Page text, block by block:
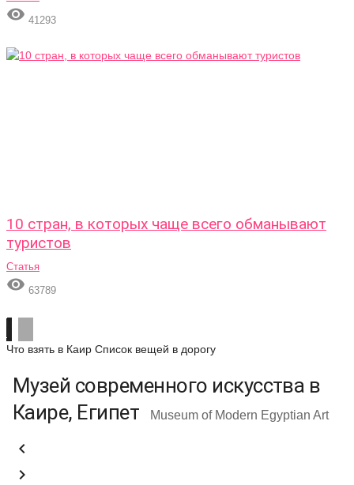
 41293
10 стран, в которых чаще всего обманывают
туристов
Статья
 63789
Что взять в Каир Список вещей в дорогу
Музей современного искусства в
Каире, Египет
Museum of Modern Egyptian Art

